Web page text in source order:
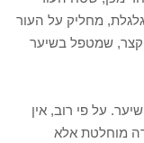
מחליק על העור
קצר, שמטפל בשיער
על פי רוב, אין
להסרה מוחלטת אלא